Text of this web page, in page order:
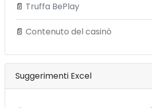
📄 Truffa BePlay
📄 Contenuto del casinò
Suggerimenti Excel